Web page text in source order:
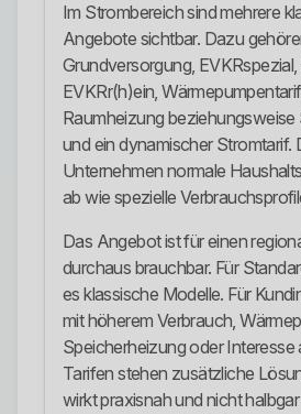
Im Strombereich sind mehrere
Angebote sichtbar. Dazu
Grundversorgung,
EVKRr(h)ein,
Raumheizung
und ein dynamischer Stromtarif.
Unternehmen normale
ab wie spezielle
Das Angebot ist für einen
durchaus brauchbar. Für
es klassische Modelle. Für
mit höherem Verbrauch,
Speicherheizung oder
Tarifen stehen zusätzliche
wirkt praxisnah und nicht halbgar